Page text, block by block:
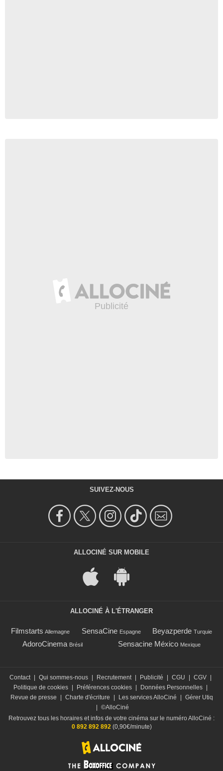
SUIVEZ-NOUS
ALLOCINÉ SUR MOBILE
ALLOCINÉ À L'ÉTRANGER
Filmstarts Allemagne SensaCine Espagne Beyazperde Turquie
AdoroCinema Brésil Sensacine México Mexique
Contact Qui sommes-nous Recrutement Publicité CGU CGV
Politique de cookies
Préférences cookies Données Personnelles
Revue de presse
Charte d'écriture Les services AlloCiné
Gérer Utiq
©AlloCiné
Retrouvez tous les horaires et infos de votre cinéma sur le numéro AlloCiné :
0 892 892 892(0,90€/minute)